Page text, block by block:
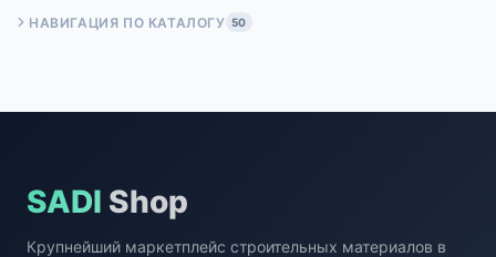
НАВИГАЦИЯ ПО КАТАЛОГУ 50
SADI Shop
Крупнейший маркетплейс строительных материалов в